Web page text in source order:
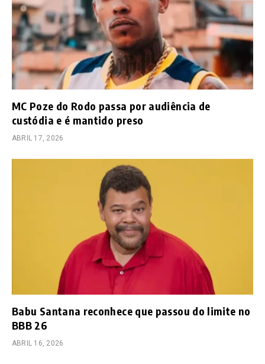
MC Poze do Rodo passa por audiência de
custódia e é mantido preso
ABRIL 17, 2026
Babu Santana reconhece que passou do limite no
BBB 26
ABRIL 16, 2026